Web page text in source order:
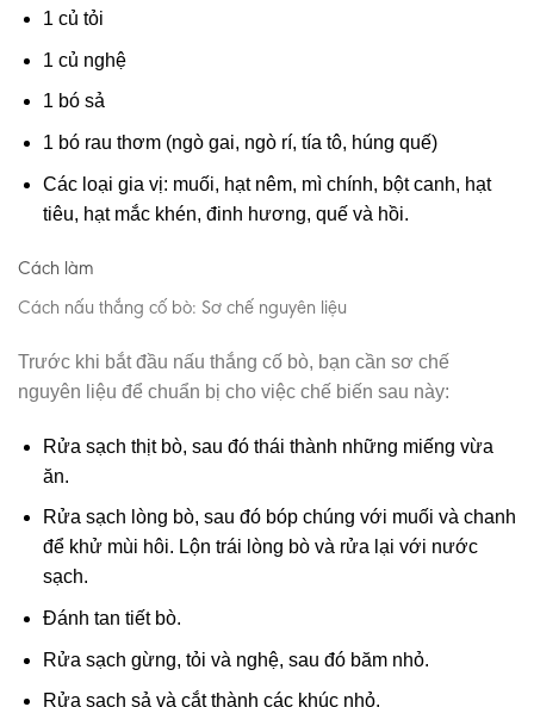
1 củ tỏi
1 củ nghệ
1 bó sả
1 bó rau thơm (ngò gai, ngò rí, tía tô, húng quế)
Các loại gia vị: muối, hạt nêm, mì chính, bột canh, hạt
tiêu, hạt mắc khén, đinh hương, quế và hồi.
Cách làm
Cách nấu thắng cố bò: Sơ chế nguyên liệu
Trước khi bắt đầu nấu thắng cố bò, bạn cần sơ chế
nguyên liệu để chuẩn bị cho việc chế biến sau này:
Rửa sạch thịt bò, sau đó thái thành những miếng vừa
ăn.
Rửa sạch lòng bò, sau đó bóp chúng với muối và chanh
để khử mùi hôi. Lộn trái lòng bò và rửa lại với nước
sạch.
Đánh tan tiết bò.
Rửa sạch gừng, tỏi và nghệ, sau đó băm nhỏ.
Rửa sạch sả và cắt thành các khúc nhỏ.